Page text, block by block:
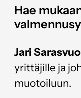
Hae
Jari
yrittäjille ja
muotoiluun.